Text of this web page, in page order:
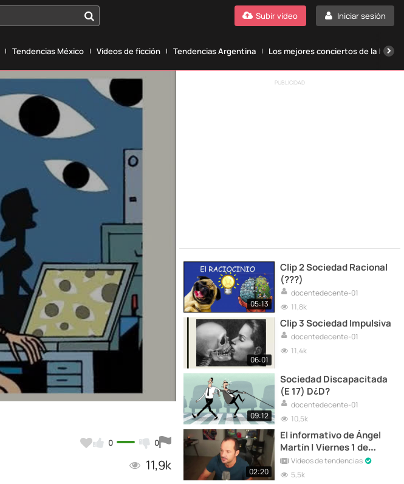
Iniciar sesión
Subir vídeo
Tendencias México Vídeos de ficción Tendencias Argentina Los mejores conciertos de la
0 0
11,9k
PUBLICIDAD
05:13
Clip 2 Sociedad Racional
(???)
docentedecente-01
11,8k
06:01
Clip 3 Sociedad Impulsiva
docentedecente-01
11,4k
09:12
Sociedad Discapacitada
(E 17) D¿D?
docentedecente-01
10,5k
02:20
El informativo de Ángel
Martín | Viernes 1 de
Octubre de 2021
Vídeos de tendencias
5,5k